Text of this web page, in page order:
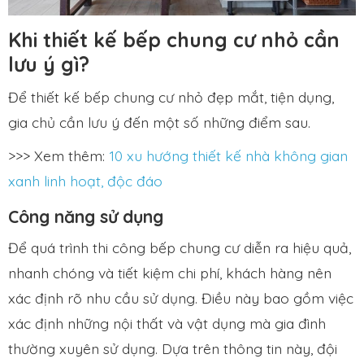
Khi thiết kế bếp chung cư nhỏ cần
lưu ý gì?
Để thiết kế bếp chung cư nhỏ đẹp mắt, tiện dụng,
gia chủ cần lưu ý đến một số những điểm sau.
>>> Xem thêm: 10 xu hướng thiết kế nhà không gian
xanh linh hoạt, độc đáo
Công năng sử dụng
Để quá trình thi công bếp chung cư diễn ra hiệu quả,
nhanh chóng và tiết kiệm chi phí, khách hàng nên
xác định rõ nhu cầu sử dụng. Điều này bao gồm việc
xác định những nội thất và vật dụng mà gia đình
thường xuyên sử dụng. Dựa trên thông tin này, đội